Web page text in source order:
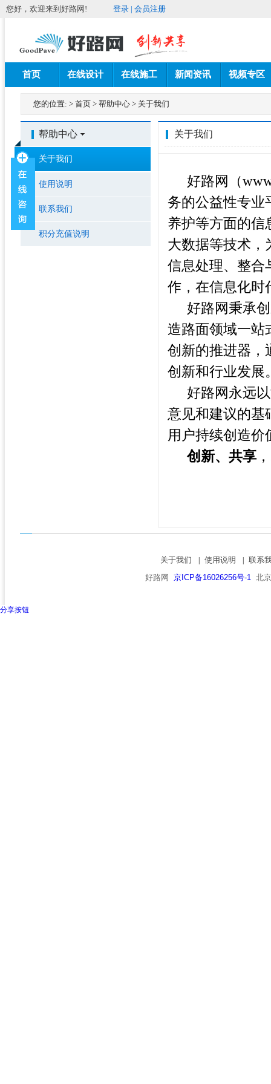
您好，欢迎来到好路网! 登录 | 会员注册
首页 在线设计 在线施工 新闻资讯 视频专区
您的位置: > 首页 > 帮助中心 > 关于我们
帮助中心
关于我们
使用说明
联系我们
积分充值说明
关于我们
好路网（
务的公益性专业
养护等方面的信
大数据等技术，
信息处理、整合
作，在信息化时
好路网秉承
造路面领域一站
创新的推进器，
创新和行业发展
好路网永远
意见和建议的基
用户持续创造价
创新、共享
关于我们 使用说明
联系
好路网 京ICP备16026256号-1 北
分享按钮